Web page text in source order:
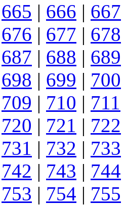
665 | 666 | 667
676 | 677 | 678
687 | 688 | 689
698 | 699 | 700
709 | 710 | 711
720 | 721 | 722
731 | 732 | 733
742 | 743 | 744
753 | 754 | 755